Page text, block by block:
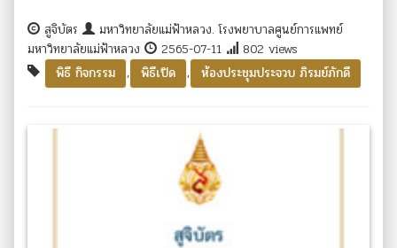
สูจิบัตร
มหาวิทยาลัยแม่ฟ้าหลวง. โรงพยาบาลศูนย์การแพทย์
มหาวิทยาลัยแม่ฟ้าหลวง
2565-07-11
802 views
พิธี กิจกรรม
, พิธีเปิด , ห้องประชุมประจวบ ภิรมย์ภักดี